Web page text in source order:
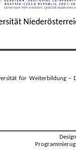
für Weiterbildung –